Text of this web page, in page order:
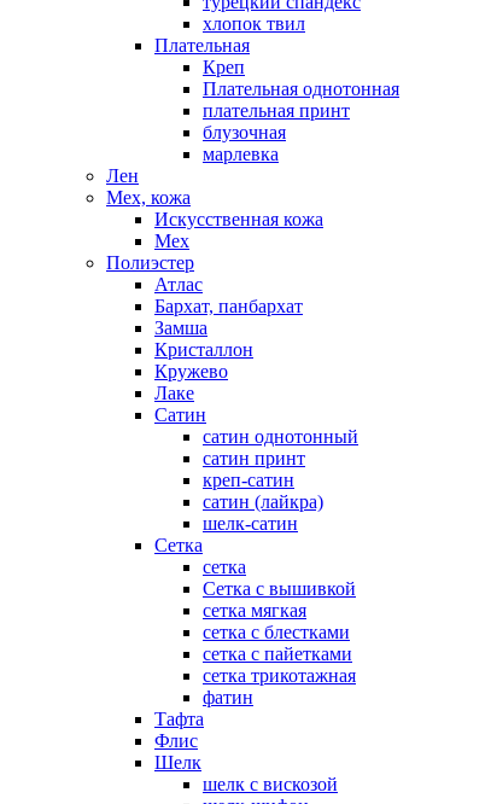
хлопок твил
Плательная
Креп
Плательная однотонная
плательная принт
блузочная
марлевка
Лен
Мех, кожа
Искусственная кожа
Мех
Полиэстер
Атлас
Бархат, панбархат
Замша
Кристаллон
Кружево
Лаке
Сатин
сатин однотонный
сатин принт
креп-сатин
сатин (лайкра)
шелк-сатин
Сетка
сетка
Сетка с вышивкой
сетка мягкая
сетка с блестками
сетка с пайетками
сетка трикотажная
фатин
Тафта
Флис
Шелк
шелк с вискозой